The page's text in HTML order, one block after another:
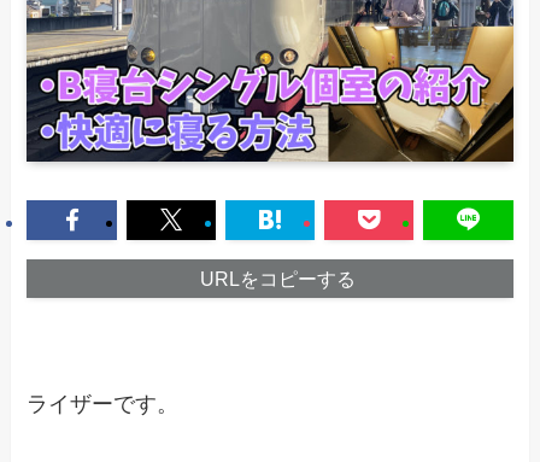
URLをコピーする
ライザーです。